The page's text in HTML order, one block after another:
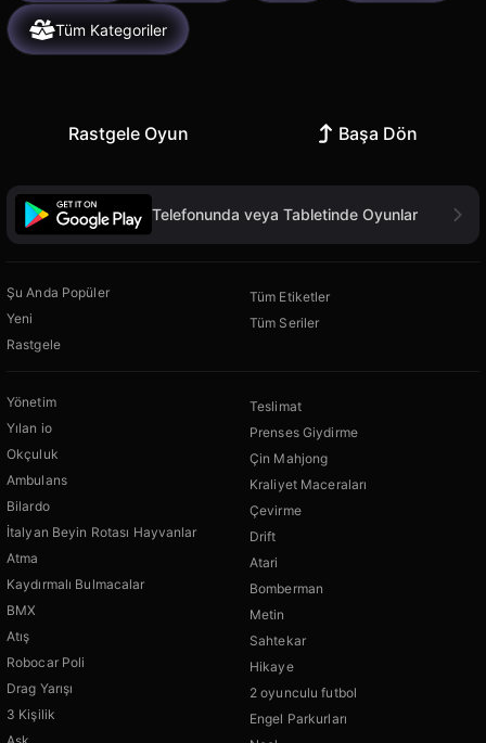
Tüm Kategoriler
Rastgele Oyun Başa Dön
Telefonunda veya Tabletinde Oyunlar
Şu Anda Popüler
Yeni
Rastgele
Tüm Etiketler
Tüm Seriler
Yönetim
Yılan io
Okçuluk
Ambulans
Bilardo
İtalyan Beyin Rotası Hayvanlar
Atma
Kaydırmalı Bulmacalar
BMX
Atış
Robocar Poli
Drag Yarışı
3 Kişilik
Teslimat
Prenses Giydirme
Çin Mahjong
Kraliyet Maceraları
Çevirme
Drift
Atari
Bomberman
Metin
Sahtekar
Hikaye
2 oyunculu futbol
Engel Parkurları